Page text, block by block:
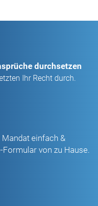
durchsetzen
Ihr Recht durch.
einfach &
Formular von zu Hause.